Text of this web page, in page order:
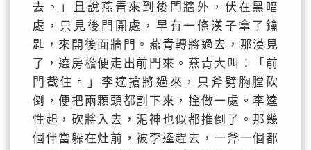
去。」且說燕青來到後門牆外，伏在黑暗
處，只見後門開處，早有一條漢子拿了鑰
匙，來開後面牆門。燕青轉將過去，那漢見
了，遶房檐便走出前門來。燕青大叫：「前
門截住。」李逵搶將過來，只斧劈胸膛砍
倒，便把兩顆頭都割下來，拴做一處。李逵
性起，砍將入去，泥神也似都推倒了。那幾
個伴當躲在灶前，被李逵趕去，一斧一個都